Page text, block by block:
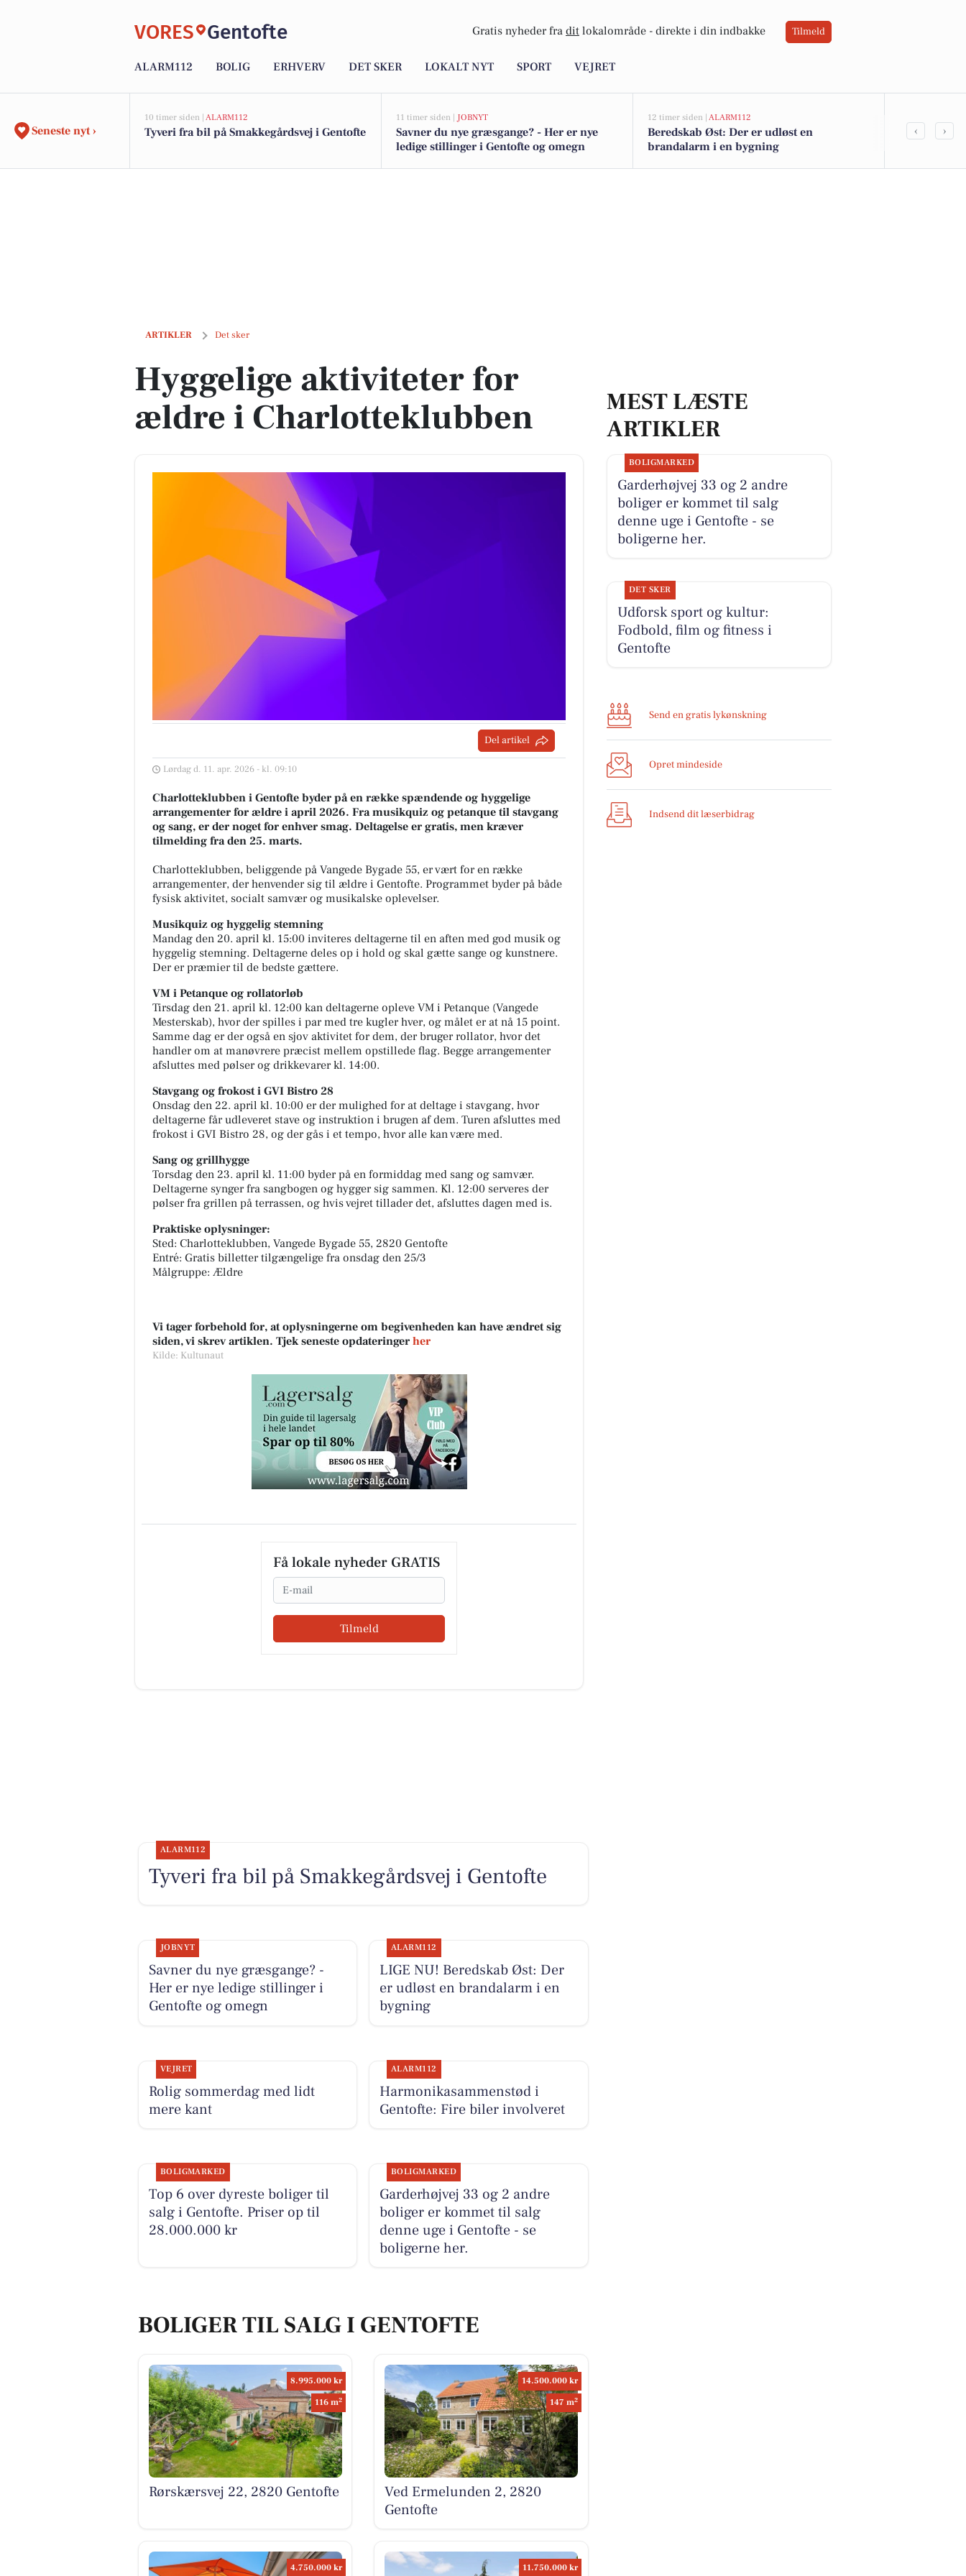
VORES Gentofte Gratis nyheder fra dit lokalområde - direkte i din indbakke Tilmeld
ALARM112 BOLIG ERHVERV DET SKER LOKALT NYT SPORT VEJRET
Seneste nyt ›
10 timer siden | ALARM112
Tyveri fra bil på Smakkegårdsvej i Gentofte
11 timer siden | JOBNYT
Savner du nye græsgange? - Her er nye
ledige stillinger i Gentofte og omegn
12 timer siden | ALARM112
Beredskab Øst: Der er udløst en
brandalarm i en bygning
Rolig
‹ ›
ARTIKLER Det sker
Hyggelige aktiviteter for ældre i Charlotteklubben
Hyggelige aktiviteter for
ældre i Charlotteklubben
Del artikel
Lørdag d. 11. apr. 2026 - kl. 09:10
Charlotteklubben i Gentofte byder på en række spændende og hyggelige
arrangementer for ældre i april 2026. Fra musikquiz og petanque til stavgang
og sang, er der noget for enhver smag. Deltagelse er gratis, men kræver
tilmelding fra den 25. marts.
Charlotteklubben, beliggende på Vangede Bygade 55, er vært for en række
arrangementer, der henvender sig til ældre i Gentofte. Programmet byder på både
fysisk aktivitet, socialt samvær og musikalske oplevelser.
Musikquiz og hyggelig stemning
Mandag den 20. april kl. 15:00 inviteres deltagerne til en aften med god musik og
hyggelig stemning. Deltagerne deles op i hold og skal gætte sange og kunstnere.
Der er præmier til de bedste gættere.
VM i Petanque og rollatorløb
Tirsdag den 21. april kl. 12:00 kan deltagerne opleve VM i Petanque (Vangede
Mesterskab), hvor der spilles i par med tre kugler hver, og målet er at nå 15 point.
Samme dag er der også en sjov aktivitet for dem, der bruger rollator, hvor det
handler om at manøvrere præcist mellem opstillede flag. Begge arrangementer
afsluttes med pølser og drikkevarer kl. 14:00.
Stavgang og frokost i GVI Bistro 28
Onsdag den 22. april kl. 10:00 er der mulighed for at deltage i stavgang, hvor
deltagerne får udleveret stave og instruktion i brugen af dem. Turen afsluttes med
frokost i GVI Bistro 28, og der gås i et tempo, hvor alle kan være med.
Sang og grillhygge
Torsdag den 23. april kl. 11:00 byder på en formiddag med sang og samvær.
Deltagerne synger fra sangbogen og hygger sig sammen. Kl. 12:00 serveres der
pølser fra grillen på terrassen, og hvis vejret tillader det, afsluttes dagen med is.
Praktiske oplysninger:
Sted: Charlotteklubben, Vangede Bygade 55, 2820 Gentofte
Entré: Gratis billetter tilgængelige fra onsdag den 25/3
Målgruppe: Ældre
Vi tager forbehold for, at oplysningerne om begivenheden kan have ændret sig
siden, vi skrev artiklen. Tjek seneste opdateringer her
Kilde: Kultunaut
Få lokale nyheder GRATIS
Email
Tilmeld
MEST LÆSTE
ARTIKLER
BOLIGMARKED
Garderhøjvej 33 og 2 andre
boliger er kommet til salg
denne uge i Gentofte - se
boligerne her.
DET SKER
Udforsk sport og kultur:
Fodbold, film og fitness i
Gentofte
Send en gratis lykønskning
Opret mindeside
Indsend dit læserbidrag
ALARM112
Tyveri fra bil på Smakkegårdsvej i Gentofte
JOBNYT
Savner du nye græsgange? -
Her er nye ledige stillinger i
Gentofte og omegn
ALARM112
LIGE NU! Beredskab Øst: Der
er udløst en brandalarm i en
bygning
VEJRET
Rolig sommerdag med lidt
mere kant
ALARM112
Harmonikasammenstød i
Gentofte: Fire biler involveret
BOLIGMARKED
Top 6 over dyreste boliger til
salg i Gentofte. Priser op til
28.000.000 kr
BOLIGMARKED
Garderhøjvej 33 og 2 andre
boliger er kommet til salg
denne uge i Gentofte - se
boligerne her.
BOLIGER TIL SALG I GENTOFTE
8.995.000 kr
116 m2
Rørskærsvej 22, 2820 Gentofte
14.500.000 kr
147 m2
Ved Ermelunden 2, 2820
Gentofte
4.750.000 kr 11.750.000 kr